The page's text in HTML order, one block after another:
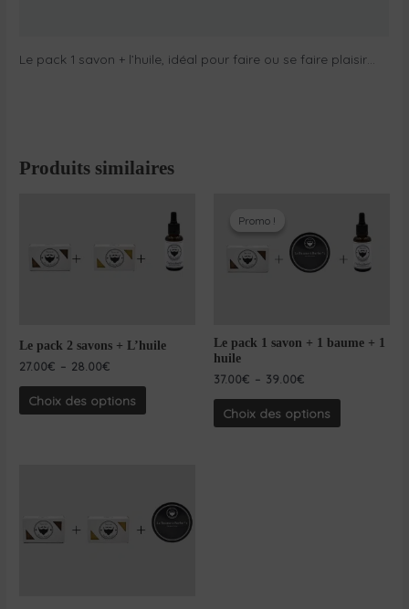
Le pack 1 savon + l’huile, idéal pour faire ou se faire plaisir…
Produits similaires
Le pack 2 savons + L’huile
27.00€ – 28.00€
Choix des options
Promo !
Promo !
Le pack 1 savon + 1 baume + 1
huile
37.00€ – 39.00€
Choix des options